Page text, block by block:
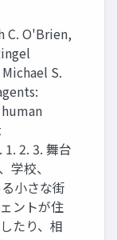
C. O'Brien,
S.
2. 3. 舞台
学校、
小さな街
ントが住
たり、相